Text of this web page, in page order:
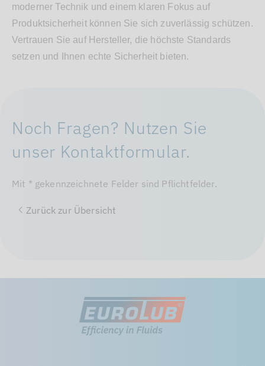
moderner Technik und einem klaren Fokus auf
Produktsicherheit können Sie sich zuverlässig schützen.
Vertrauen Sie auf Hersteller, die höchste Standards
setzen und Ihnen echte Sicherheit bieten.
Noch Fragen? Nutzen Sie
unser Kontaktformular.
Mit * gekennzeichnete Felder sind Pflichtfelder.
Zurück zur Übersicht